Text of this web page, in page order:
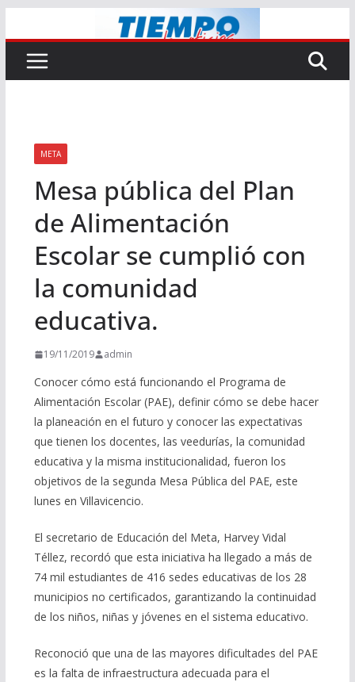
al
contenido
META
Mesa pública del Plan
de Alimentación
Escolar se cumplió con
la comunidad
educativa.
19/11/2019 admin
Conocer cómo está funcionando el Programa de
Alimentación Escolar (PAE), definir cómo se debe hacer
la planeación en el futuro y conocer las expectativas
que tienen los docentes, las veedurías, la comunidad
educativa y la misma institucionalidad, fueron los
objetivos de la segunda Mesa Pública del PAE, este
lunes en Villavicencio.
El secretario de Educación del Meta, Harvey Vidal
Téllez, recordó que esta iniciativa ha llegado a más de
74 mil estudiantes de 416 sedes educativas de los 28
municipios no certificados, garantizando la continuidad
de los niños, niñas y jóvenes en el sistema educativo.
Reconoció que una de las mayores dificultades del PAE
es la falta de infraestructura adecuada para el